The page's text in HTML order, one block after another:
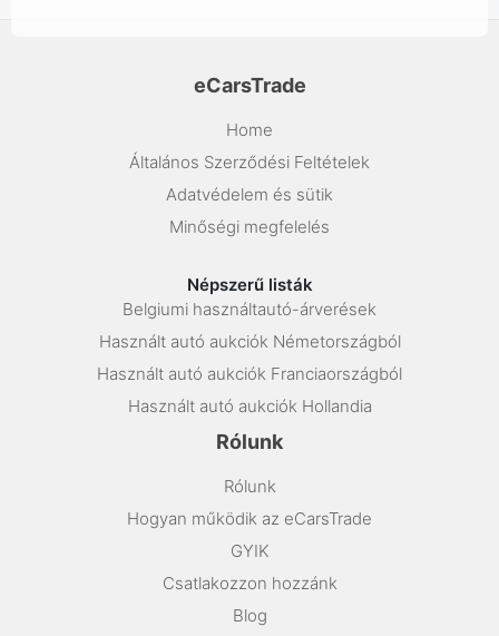
eCarsTrade
Home
Általános Szerződési Feltételek
Adatvédelem és sütik
Minőségi megfelelés
Népszerű listák
Belgiumi használtautó-árverések
Használt autó aukciók Németországból
Használt autó aukciók Franciaországból
Használt autó aukciók Hollandia
Rólunk
Rólunk
Hogyan működik az eCarsTrade
GYIK
Csatlakozzon hozzánk
Blog